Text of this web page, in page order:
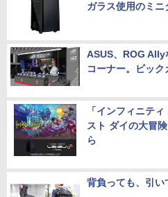
ガラス使用のミニ
ASUS、ROG Ally
コーナー。ビッ
「インフィニテ
スト ダイの大冒
ら
背負っても、引い